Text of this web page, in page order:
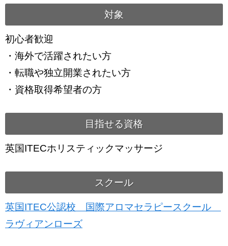
対象
初心者歓迎
・海外で活躍されたい方
・転職や独立開業されたい方
・資格取得希望者の方
目指せる資格
英国ITECホリスティックマッサージ
スクール
英国ITEC公認校 国際アロマセラピースクール
ラヴィアンローズ